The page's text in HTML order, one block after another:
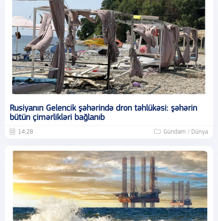
Rusiyanın Gelencik şəhərində dron təhlükəsi: şəhərin
bütün çimərlikləri bağlanıb
14:28 Gündəm / Dünya